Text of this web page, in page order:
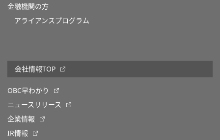
金融機関の方
アライアンスプログラム
会社情報TOP
OBC早わかり
ニュースリリース
企業情報
IR情報